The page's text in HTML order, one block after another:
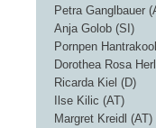
Petra Ganglbauer
Anja Golob (SI)
Pornpen
Dorothea Rosa
Ricarda Kiel (D)
Ilse Kilic (AT)
Margret Kreidl (AT)